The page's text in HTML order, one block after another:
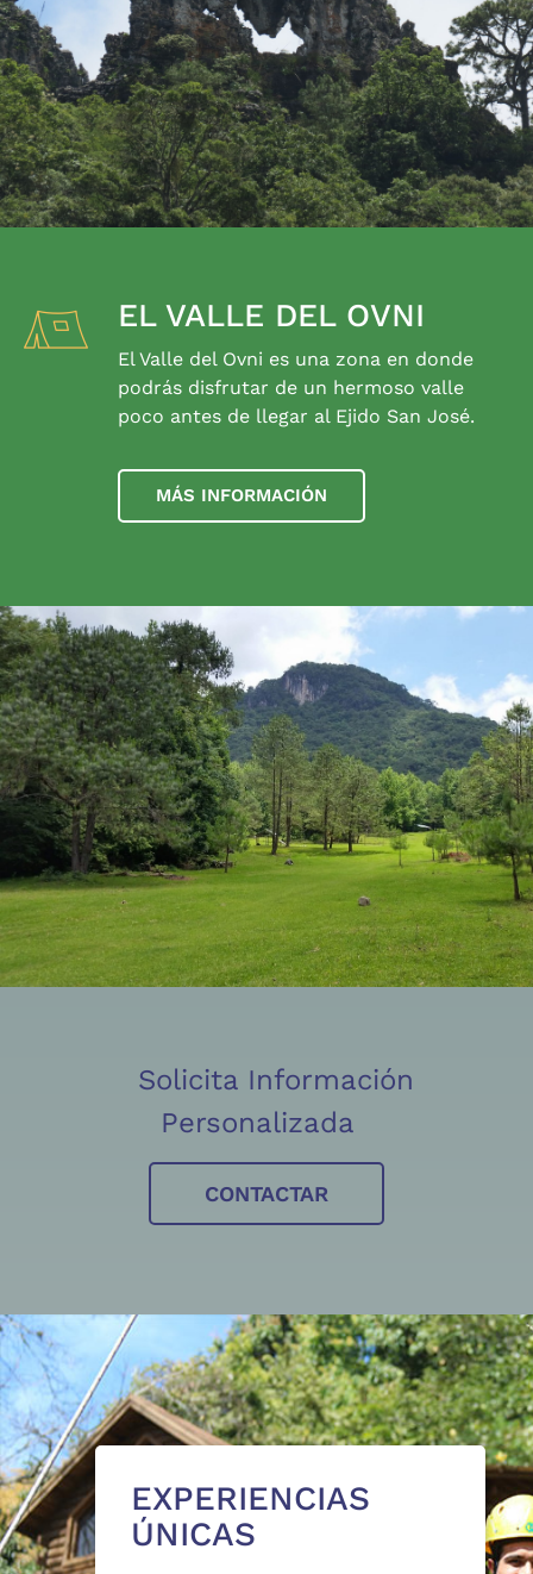
EL VALLE DEL OVNI
El Valle del Ovni es una zona en donde
podrás disfrutar de un hermoso valle
poco antes de llegar al Ejido San José.
MÁS INFORMACIÓN
Solicita Información
Personalizada
CONTACTAR
EXPERIENCIAS
ÚNICAS